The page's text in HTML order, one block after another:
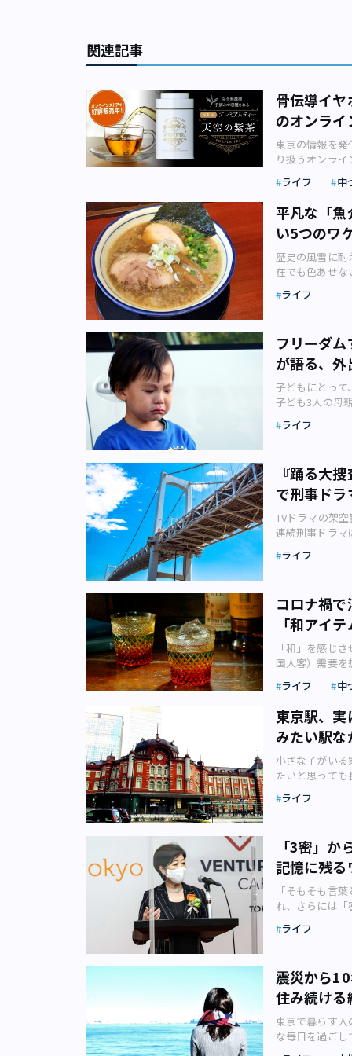
関連記事
骨伝導イ
のオンラ
東京の情報を
り扱うオンラ
まつわる魅力
2020年8月から
す。 「アーバ
京で『面白い
誇る価値を発
が目利きした
イヤレス型の骨
していきます
アムティー「
ライフ 中
平凡な「
い5つのワ
（5）
歴史の風雪に
在でも色あせ
る理論・フレ
に…… 私（日沖
しかし私が「
ンチ時はかな
うかね？」と
AC） その店は
す。ただ、都
「何か特に悪
になります。
テコ入れする
がいけないか
合、タイミン
た点 ・他社に
出店の意思決
Quality（品質
「需要の3要
のが、「D」
で「C」を高
いるのは当た
で減らす「カ
(C)Google）
から顧客に提
るアメリカIT企
で、グルーバ
展開ができず
す。 先行優位
は先行優位性
だ、他社に先
ります。かつ
に、Qで優位
るソニー（画
件があります
で、低コスト
が増えるほど
います。SNS
ワークを形成
ることで強力
ライフ
フリーダ
が語る、
子どもにとっ
子ども3人の母
よく気が付く
AC） 石があれ
見つければ、
せば泣いて怒
動かないとい
抱えてその場
す。筆者はその
歳のとき、3回
第一次反抗期
す。筆者がそ
単に泣き止ま
見られて、「
かし筆者は、
はさらに大騒
かも、という
別の女性が「
れ、「イヤイ
「ママひとり+
れ」でヒヤリ
は、好奇心の
4歳と、何が危
も。それは未
んの数秒で、
とりがドアか
力して減らし
者は当時、そ
面白く、何で
者はこの言葉
長い目で見な
ライフ
『踊る大
で刑事ド
TVドラマの架
連続刑事ドラ
庁）の捜査1
理由で、2021
視庁“指殺人”
庁強行犯係
らの作品に出
みましょう。
刑事ドラマの
た。 また、 舘
ーズ（日本テ
す。 「七曲」
（フジテレビ
です。 ほかに
ビ朝日、2013
する『はぐれ
した。 陣内孝
玄坂署」の刑
人公を演じた
放送でファミ
様性があると
像：写真AC）
語です。 これ
ます。 『ハン
は「銀座署」
ほかに例を見
ライフ
コロナ禍
「和アイ
「和」を感じ
国人客）需要
ナによって海
するようにな
ズ コロナ禍で
「回帰」が挙
から、ニュー
「自分にとっ
電車での毎日
やファッション
考える回帰行
愛消費」「ご
（中央区日本
年1月）による
をしたと答え
を増やすため
きく増加して
見られるもう
東京都の伝統
再び注目を集
女性は、勤務
の物件へ引っ
す。 「いろい
ライフ 中
東京駅、
みたい駅
小さな子がい
たいと思って
毛布など、持
心配です。 実
が、特に次の
枚で、新幹線
やき」「つば
まち」の連結
です。 「はや
ます。「オモ
されますよ。
京おかしラン
学＆お土産ゲ
おかしランド
かし屋さん」
ライフ
「3密」
記憶に残る
「そもそも言
れ、さらには
事の「言葉の
し、世間の不
グイベントで
池知事の言葉
察していきま
言葉があるよ
ライフ
震災から
住み続け
東京で暮らす
な毎日を過ご
たちの物語を